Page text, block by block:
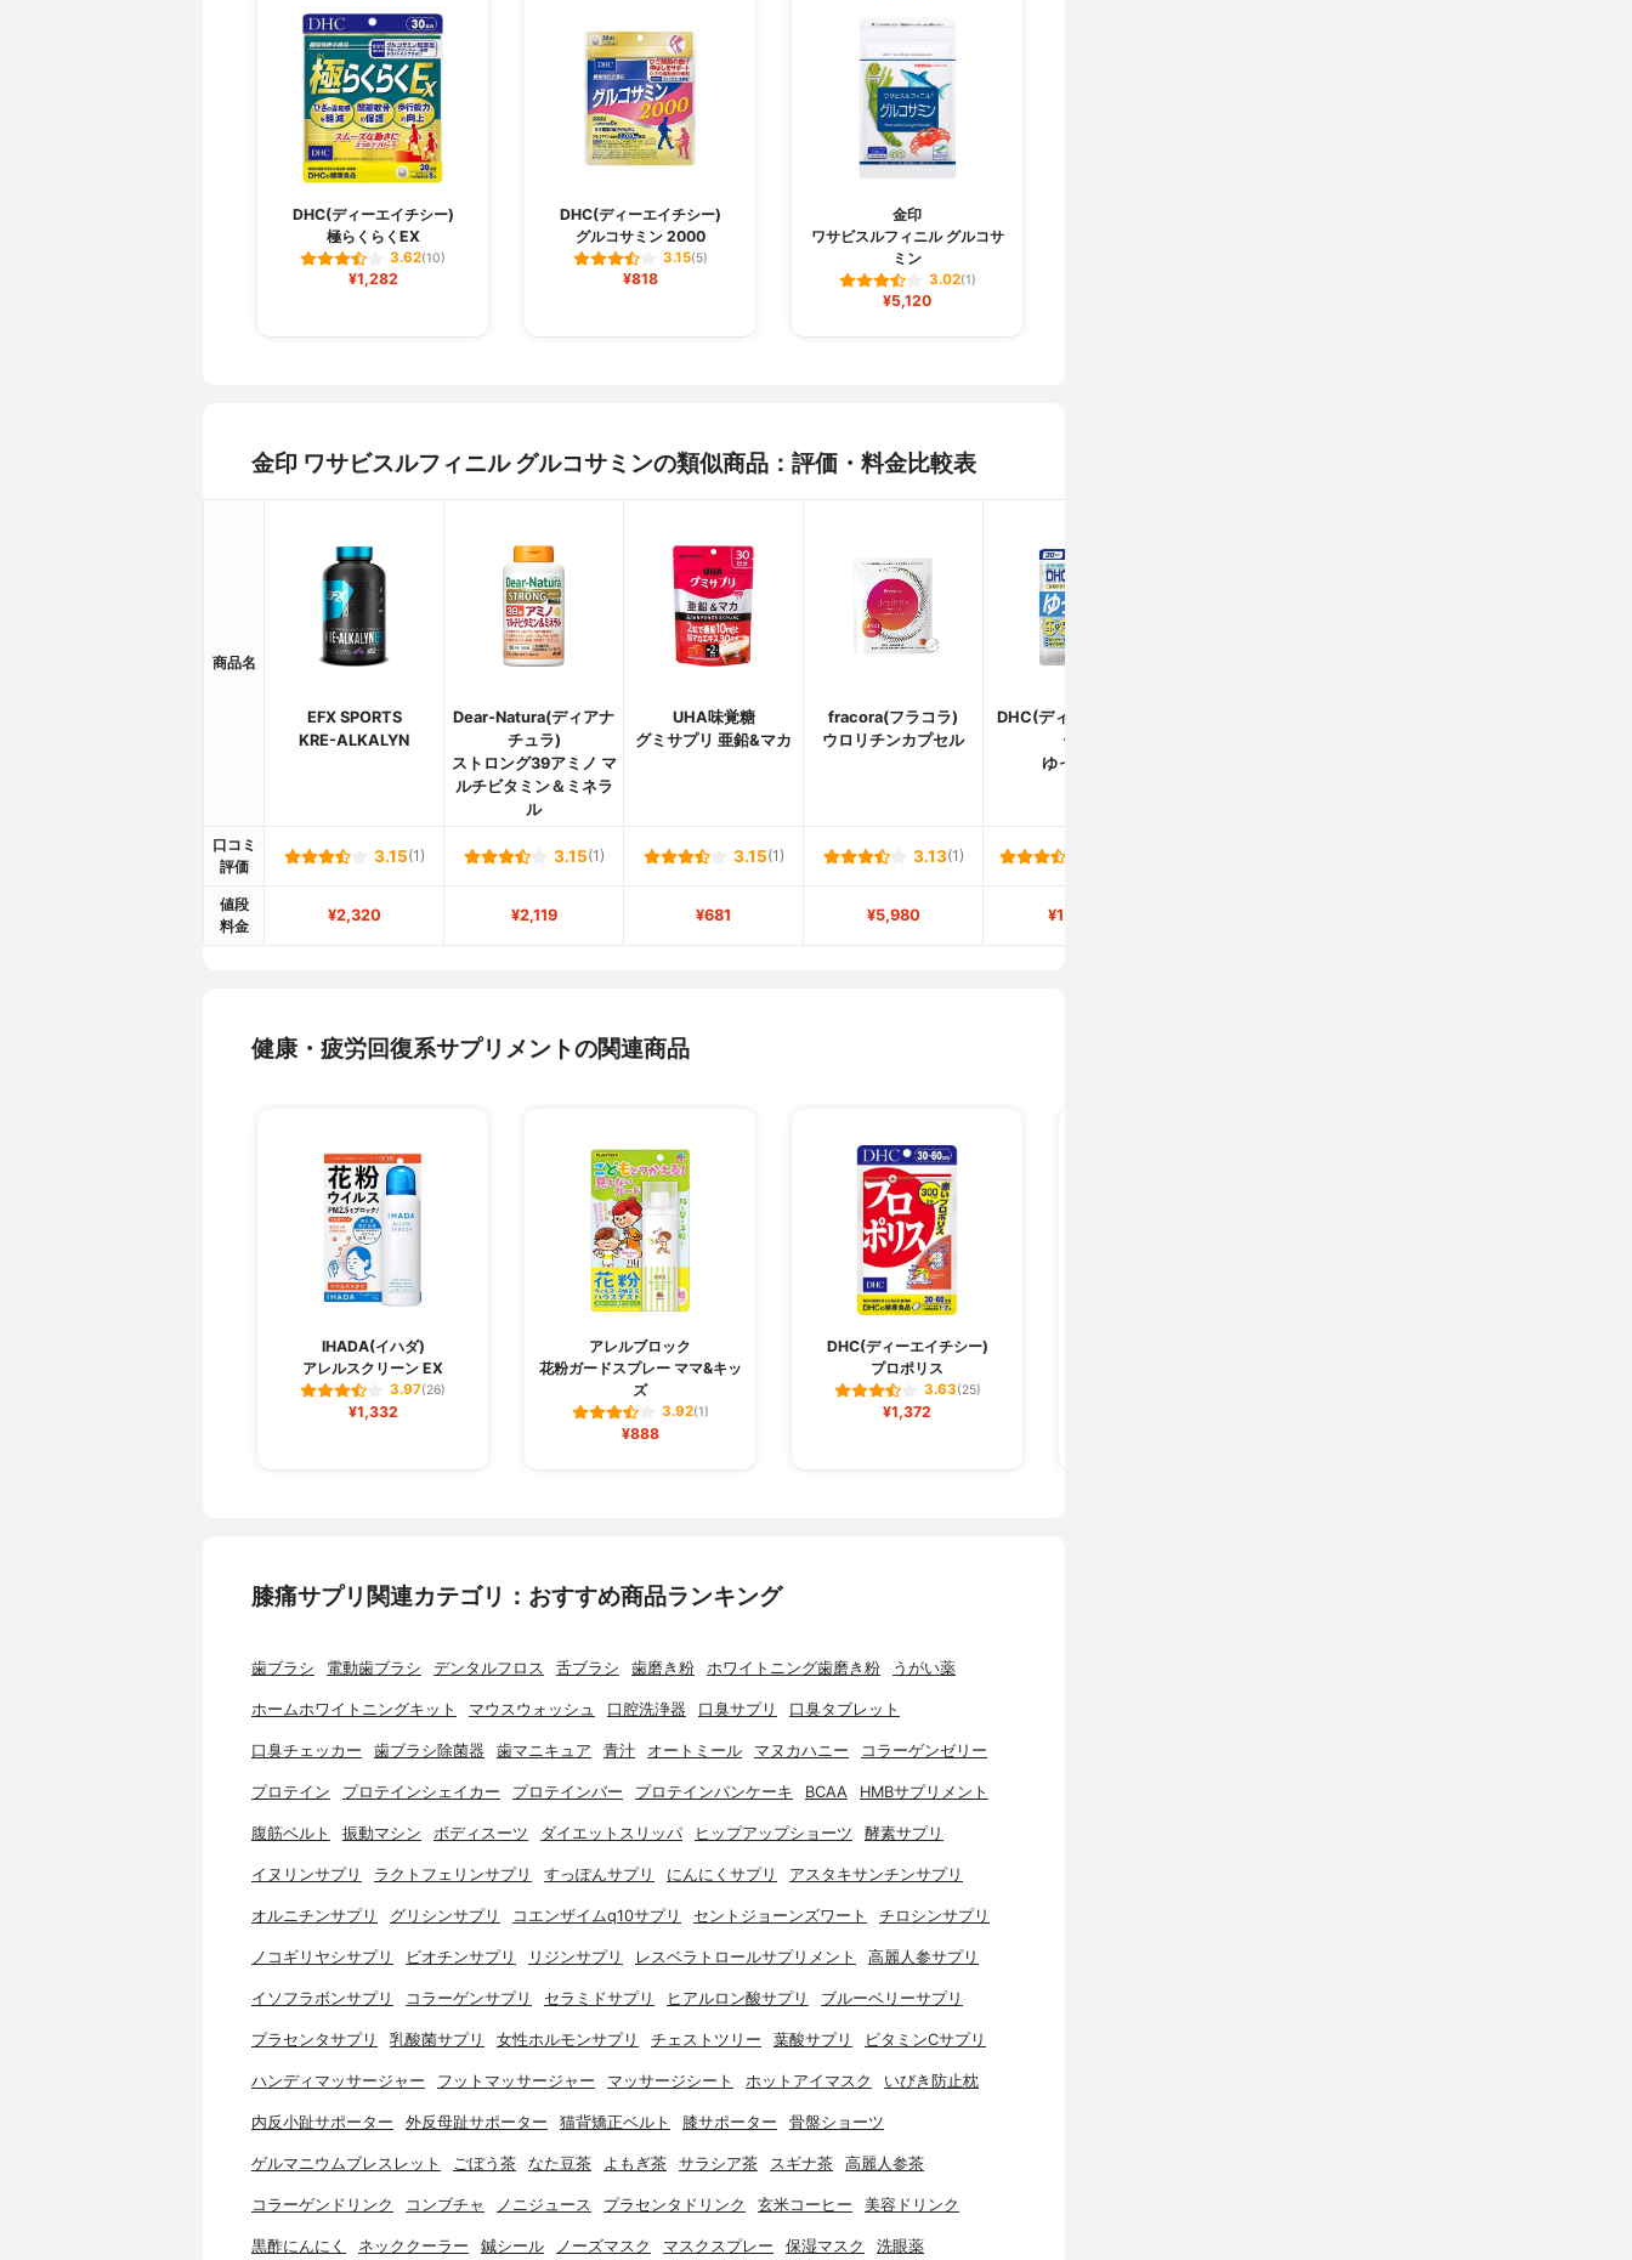
DHC(ディーエイチシー)
極らくらくEX
3.62(10)
¥1,282
DHC(ディーエイチシー)
グルコサミン 2000
3.15(5)
¥818
金印
ワサビスルフィニル グルコサ
ミン
3.02(1)
¥5,120
金印 ワサビスルフィニル グルコサミンの類似商品：評価・料金比較表
商品名
EFX SPORTS
KRE-ALKALYN
Dear-Natura(ディアナ
チュラ)
ストロング39アミノ マ
ルチビタミン＆ミネラ
ル
UHA味覚糖
グミサプリ 亜鉛&マカ
fracora(フラコラ)
ウロリチンカプセル
DHC(ディーエイチシ
ー)
ゆったり
口コミ
評価
3.15(1) 3.15(1) 3.15(1) 3.13(1)
値段
料金
¥2,320 ¥2,119 ¥681 ¥5,980 ¥1,320
健康・疲労回復系サプリメントの関連商品
IHADA(イハダ)
アレルスクリーン EX
3.97(26)
¥1,332
アレルブロック
花粉ガードスプレー ママ&キッ
ズ
3.92(1)
¥888
DHC(ディーエイチシー)
プロポリス
3.63(25)
¥1,372
膝痛サプリ関連カテゴリ：おすすめ商品ランキング
歯ブラシ 電動歯ブラシ デンタルフロス 舌ブラシ 歯磨き粉 ホワイトニング歯磨き粉 うがい薬
ホームホワイトニングキット マウスウォッシュ 口腔洗浄器 口臭サプリ 口臭タブレット
口臭チェッカー 歯ブラシ除菌器 歯マニキュア 青汁 オートミール マヌカハニー コラーゲンゼリー
プロテイン プロテインシェイカー プロテインバー プロテインパンケーキ BCAA HMBサプリメント
腹筋ベルト 振動マシン ボディスーツ ダイエットスリッパ ヒップアップショーツ 酵素サプリ
イヌリンサプリ ラクトフェリンサプリ すっぽんサプリ にんにくサプリ アスタキサンチンサプリ
オルニチンサプリ グリシンサプリ コエンザイムq10サプリ セントジョーンズワート チロシンサプリ
ノコギリヤシサプリ ビオチンサプリ リジンサプリ レスベラトロールサプリメント 高麗人参サプリ
イソフラボンサプリ コラーゲンサプリ セラミドサプリ ヒアルロン酸サプリ ブルーベリーサプリ
プラセンタサプリ 乳酸菌サプリ 女性ホルモンサプリ チェストツリー 葉酸サプリ ビタミンCサプリ
ハンディマッサージャー フットマッサージャー マッサージシート ホットアイマスク いびき防止枕
内反小趾サポーター 外反母趾サポーター 猫背矯正ベルト 膝サポーター 骨盤ショーツ
ゲルマニウムブレスレット ごぼう茶 なた豆茶 よもぎ茶 サラシア茶 スギナ茶 高麗人参茶
コラーゲンドリンク コンブチャ ノニジュース プラセンタドリンク 玄米コーヒー 美容ドリンク
黒酢にんにく ネッククーラー 鍼シール ノーズマスク マスクスプレー 保湿マスク 洗眼薬